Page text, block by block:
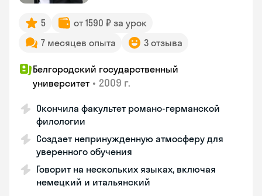
5
от 1590 ₽ за урок
7 месяцев опыта
3 отзыва
Белгородский государственный
университет • 2009 г.
Окончила факультет романо-германской
филологии
Создает непринужденную атмосферу для
уверенного обучения
Говорит на нескольких языках, включая
немецкий и итальянский